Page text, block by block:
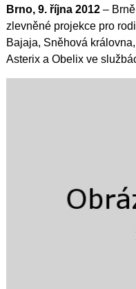
Brno, 9. října 2012 –
zlevněné projekce pro
Bajaja, Sněhová
Asterix a Obelix ve